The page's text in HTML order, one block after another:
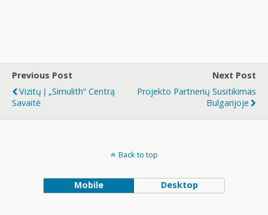
Previous Post
Vizitų Į „Simulith“ Centrą
Savaitė
Next Post
Projekto Partnerių Susitikimas
Bulgarijoje
Back to top
Mobile Desktop